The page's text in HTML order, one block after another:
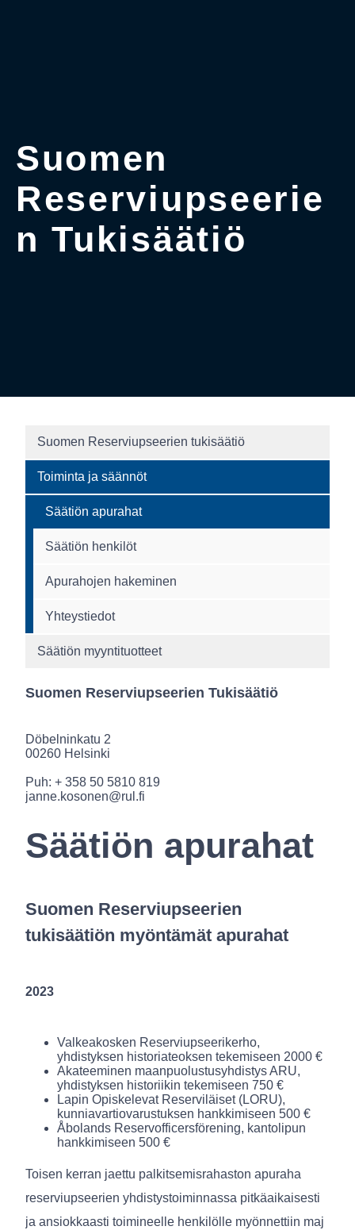
Suomen
Reserviupseerie
n Tukisäätiö
Suomen Reserviupseerien tukisäätiö
Toiminta ja säännöt
Säätiön apurahat
Säätiön henkilöt
Apurahojen hakeminen
Yhteystiedot
Säätiön myyntituotteet
Suomen Reserviupseerien Tukisäätiö
Döbelninkatu 2
00260 Helsinki
Puh: + 358 50 5810 819
janne.kosonen@rul.fi
Säätiön apurahat
Suomen Reserviupseerien
tukisäätiön myöntämät apurahat
2023
Valkeakosken Reserviupseerikerho,
yhdistyksen historiateoksen tekemiseen 2000 €
Akateeminen maanpuolustusyhdistys ARU,
yhdistyksen historiikin tekemiseen 750 €
Lapin Opiskelevat Reserviläiset (LORU),
kunniavartiovarustuksen hankkimiseen 500 €
Åbolands Reservofficersförening, kantolipun
hankkimiseen 500 €
Toisen kerran jaettu palkitsemisrahaston apuraha
reserviupseerien yhdistystoiminnassa pitkäaikaisesti
ja ansiokkaasti toimineelle henkilölle myönnettiin maj